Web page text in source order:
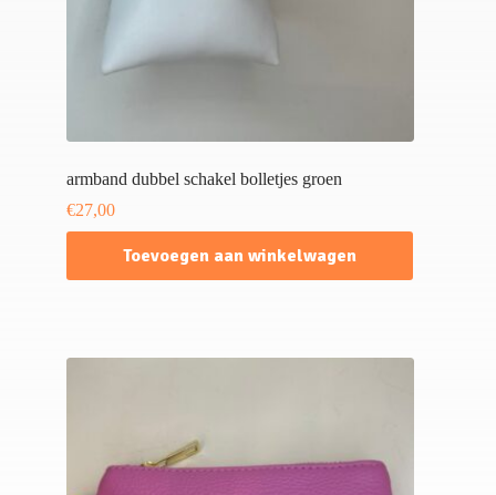
armband dubbel schakel bolletjes groen
€27,00
Toevoegen aan winkelwagen